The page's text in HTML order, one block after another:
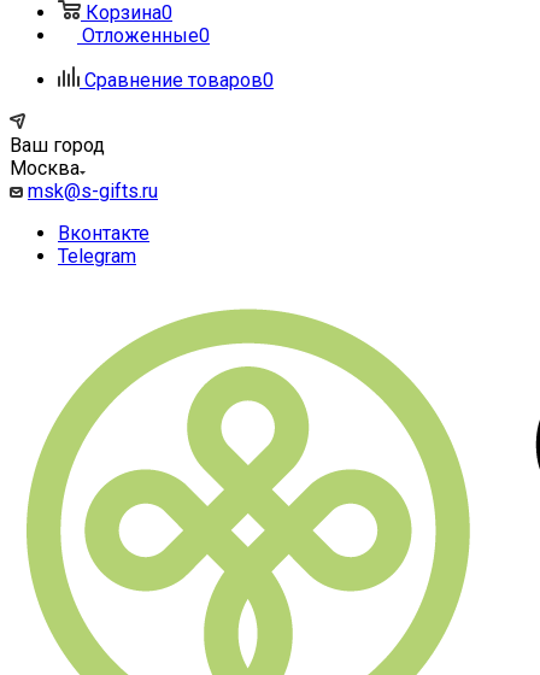
Корзина0
Отложенные0
Сравнение товаров0
Ваш город
Москва
msk@s-gifts.ru
Вконтакте
Telegram